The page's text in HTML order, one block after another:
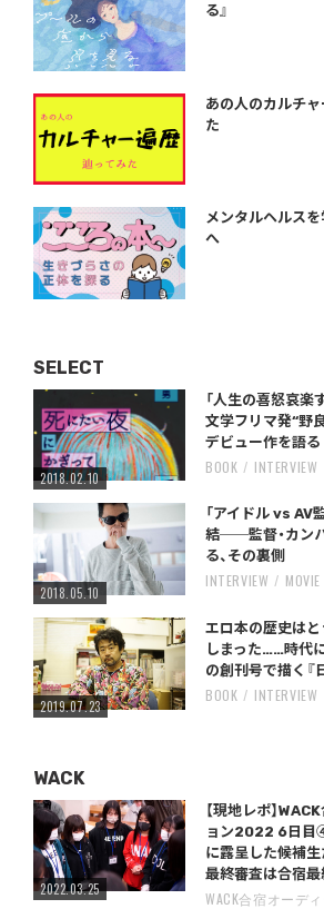
る』
あの人のカルチ
た
メンタルヘルス
へ
SELECT
2018.02.10
「人生の喜怒哀楽
文学フリマ発“野
デビュー作を語る
BOOK INTERVIEW
2018.05.10
「アイドル vs AV
結──監督・カン
る、その裏側
INTERVIEW MOVIE
2019.07.23
エロ本の歴史は
しまった……時代
の創刊号で描く『
BOOK INTERVIEW
WACK
2022.03.25
【現地レポ】
ョン2022 6日目
に露呈した候補生
最終審査は合宿最
WACK合宿オーデ